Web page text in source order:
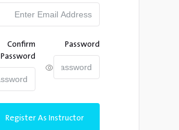
Password
Confirm
Password
Register As Instructor